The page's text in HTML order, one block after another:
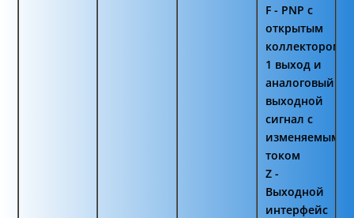
F - PNP с
открытым
коллектором
1 выход и
аналоговый
выходной
сигнал с
изменяемым
током
Z -
Выходной
интерфейс